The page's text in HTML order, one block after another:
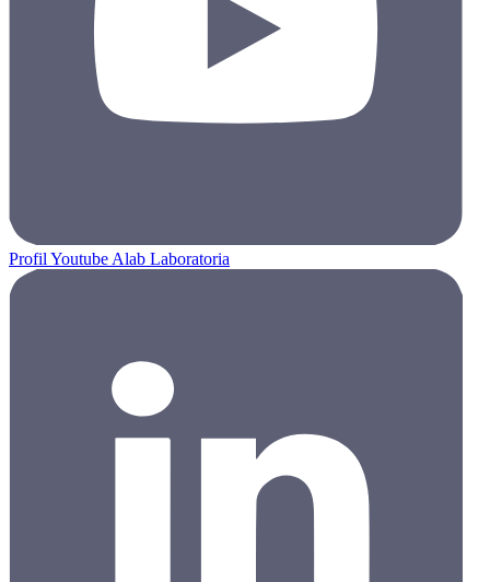
Profil Youtube Alab Laboratoria